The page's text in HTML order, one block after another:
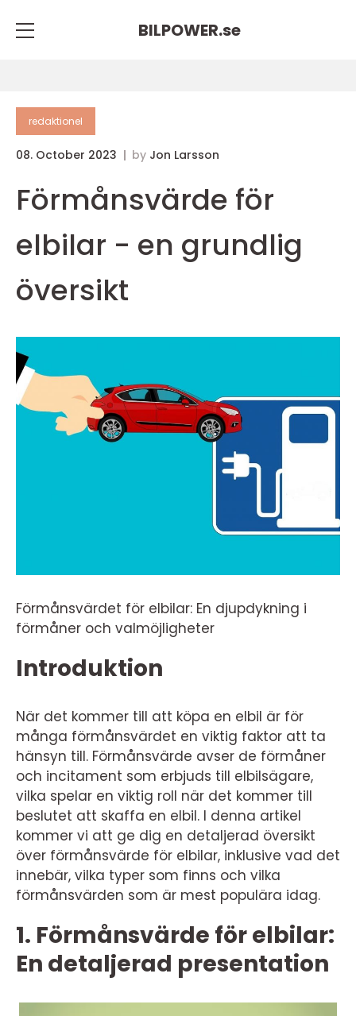
BILPOWER.se
redaktionel
08. October 2023 by Jon Larsson
Förmånsvärde för
elbilar - en grundlig
översikt
Förmånsvärdet för elbilar: En djupdykning i
förmåner och valmöjligheter
Introduktion
När det kommer till att köpa en elbil är för
många förmånsvärdet en viktig faktor att ta
hänsyn till. Förmånsvärde avser de förmåner
och incitament som erbjuds till elbilsägare,
vilka spelar en viktig roll när det kommer till
beslutet att skaffa en elbil. I denna artikel
kommer vi att ge dig en detaljerad översikt
över förmånsvärde för elbilar, inklusive vad det
innebär, vilka typer som finns och vilka
förmånsvärden som är mest populära idag.
1. Förmånsvärde för elbilar:
En detaljerad presentation